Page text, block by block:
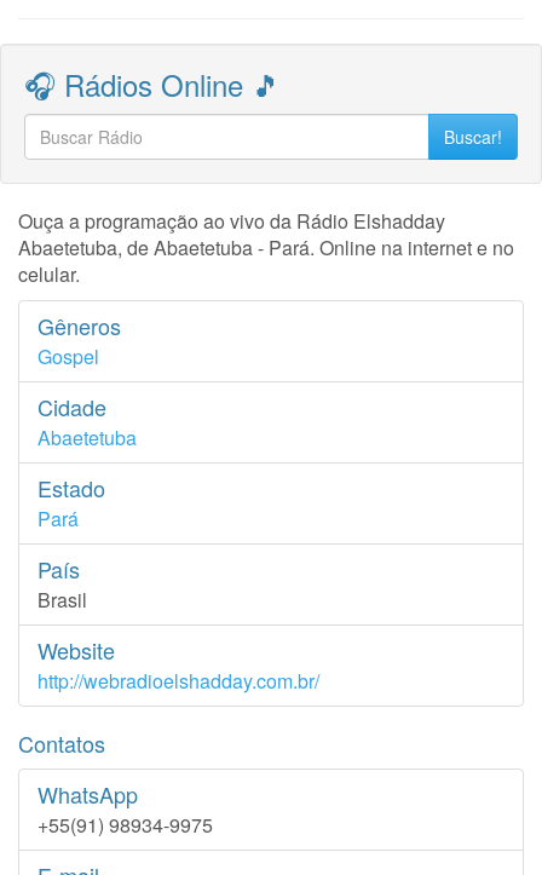
🎧 Rádios Online 🎵
Buscar!
Ouça a programação ao vivo da Rádio Elshadday
Abaetetuba, de Abaetetuba - Pará. Online na internet e no
celular.
Gêneros
Gospel
Cidade
Abaetetuba
Estado
Pará
País
Brasil
Website
http://webradioelshadday.com.br/
Contatos
WhatsApp
+55(91) 98934-9975